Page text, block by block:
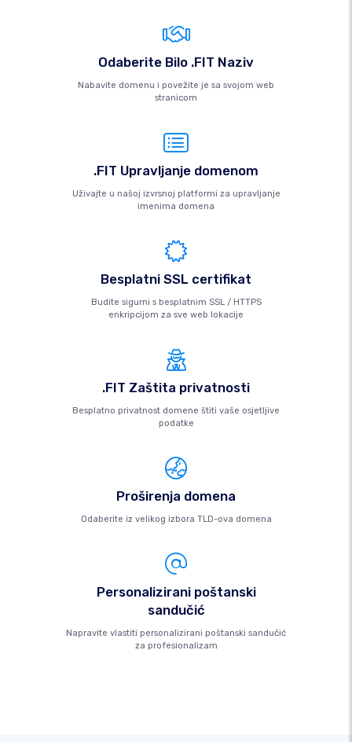
Odaberite Bilo .FIT Naziv
Nabavite domenu i povežite je sa svojom web
stranicom
.FIT Upravljanje domenom
Uživajte u našoj izvrsnoj platformi za upravljanje
imenima domena
Besplatni SSL certifikat
Budite sigurni s besplatnim SSL / HTTPS
enkripcijom za sve web lokacije
.FIT Zaštita privatnosti
Besplatno privatnost domene štiti vaše osjetljive
podatke
Proširenja domena
Odaberite iz velikog izbora TLD-ova domena
Personalizirani poštanski
sandučić
Napravite vlastiti personalizirani poštanski sandučić
za profesionalizam